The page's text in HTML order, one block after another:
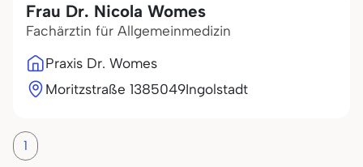
Frau Dr. Nicola Womes
Fachärztin für Allgemeinmedizin
Praxis Dr. Womes
Moritzstraße 1385049Ingolstadt
1